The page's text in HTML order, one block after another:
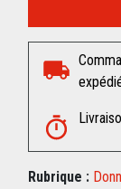
Rubrique :